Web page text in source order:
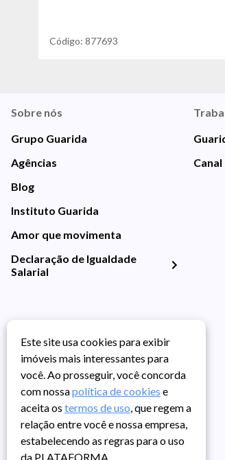
Código: 877693
Sobre nós
Grupo Guarida
Agências
Blog
Instituto Guarida
Amor que movimenta
Declaração de Igualdade
Salarial
Canal
Este site usa cookies para exibir
imóveis mais interessantes para
você. Ao prosseguir, você concorda
com nossapolítica de cookies e
aceita os termos de uso, que regem a
relação entre você e nossa empresa,
estabelecendo as regras para o uso
da PLATAFORMA.